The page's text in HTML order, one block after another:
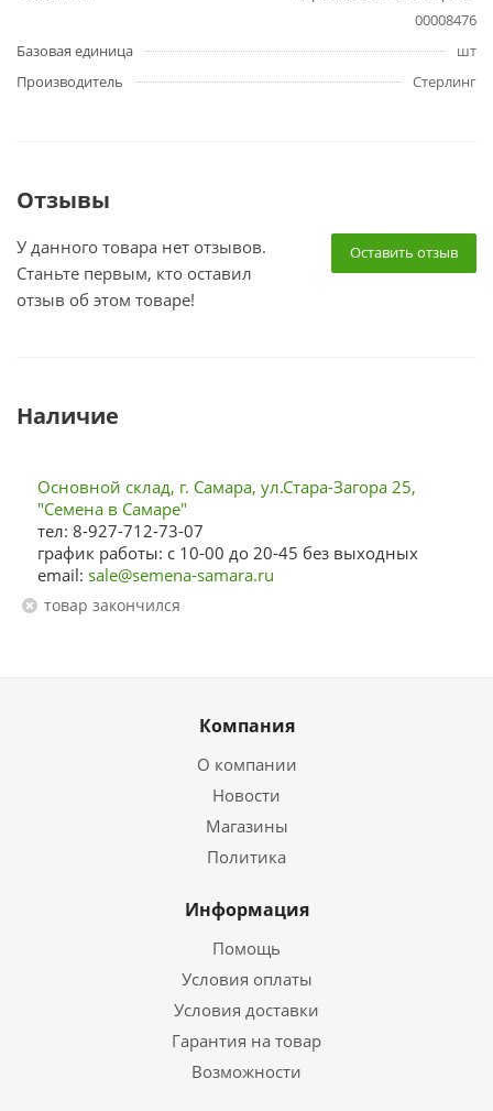
00008476
Базовая единица
шт
Производитель
Стерлинг
Отзывы
Оставить отзыв
У данного товара нет отзывов.
Станьте первым, кто оставил
отзыв об этом товаре!
Наличие
Основной склад, г. Самара, ул.Стара-Загора 25,
"Семена в Самаре"
тел: 8-927-712-73-07
график работы: с 10-00 до 20-45 без выходных
email: sale@semena-samara.ru
Товар закончился
Компания
О компании
Новости
Магазины
Политика
Информация
Помощь
Условия оплаты
Условия доставки
Гарантия на товар
Возможности